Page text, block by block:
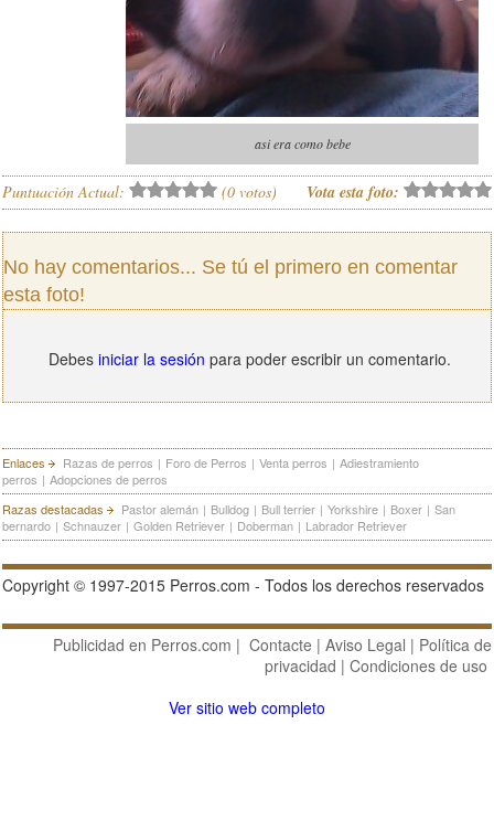
asi era como bebe
Puntuación Actual: (0 votos) Vota esta foto:
No hay comentarios... Se tú el primero en comentar
esta foto!
Debes iniciar la sesión para poder escribir un comentario.
Enlaces Razas de perros | Foro de Perros | Venta perros | Adiestramiento
perros | Adopciones de perros
Razas destacadas
Pastor alemán | Bulldog | Bull terrier | Yorkshire | Boxer | San
bernardo | Schnauzer | Golden Retriever | Doberman | Labrador Retriever
Copyright © 1997-2015 Perros.com - Todos los derechos reservados
Publicidad en Perros.com | Contacte | Aviso Legal | Política de
privacidad | Condiciones de uso
Ver sitio web completo